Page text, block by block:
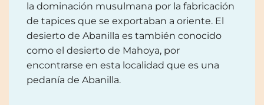
la dominación musulmana por la fabricación
de tapices que se exportaban a oriente. El
desierto de Abanilla es también conocido
como el desierto de Mahoya, por
encontrarse en esta localidad que es una
pedanía de Abanilla.